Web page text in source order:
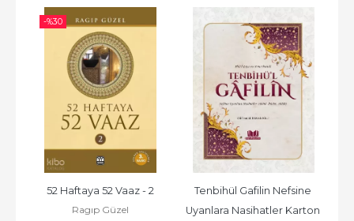
-%30
52 Haftaya 52 Vaaz - 2
Ragıp Güzel
Tenbihül Gafilin Nefsine
Uyanlara Nasihatler Karton